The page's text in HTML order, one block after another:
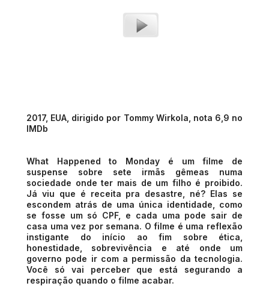
2017, EUA, dirigido por Tommy Wirkola, nota 6,9 no
IMDb
What Happened to Monday é um filme de
suspense sobre sete irmãs gêmeas numa
sociedade onde ter mais de um filho é proibido.
Já viu que é receita pra desastre, né? Elas se
escondem atrás de uma única identidade, como
se fosse um só CPF, e cada uma pode sair de
casa uma vez por semana. O filme é uma reflexão
instigante do início ao fim sobre ética,
honestidade, sobrevivência e até onde um
governo pode ir com a permissão da tecnologia.
Você só vai perceber que está segurando a
respiração quando o filme acabar.